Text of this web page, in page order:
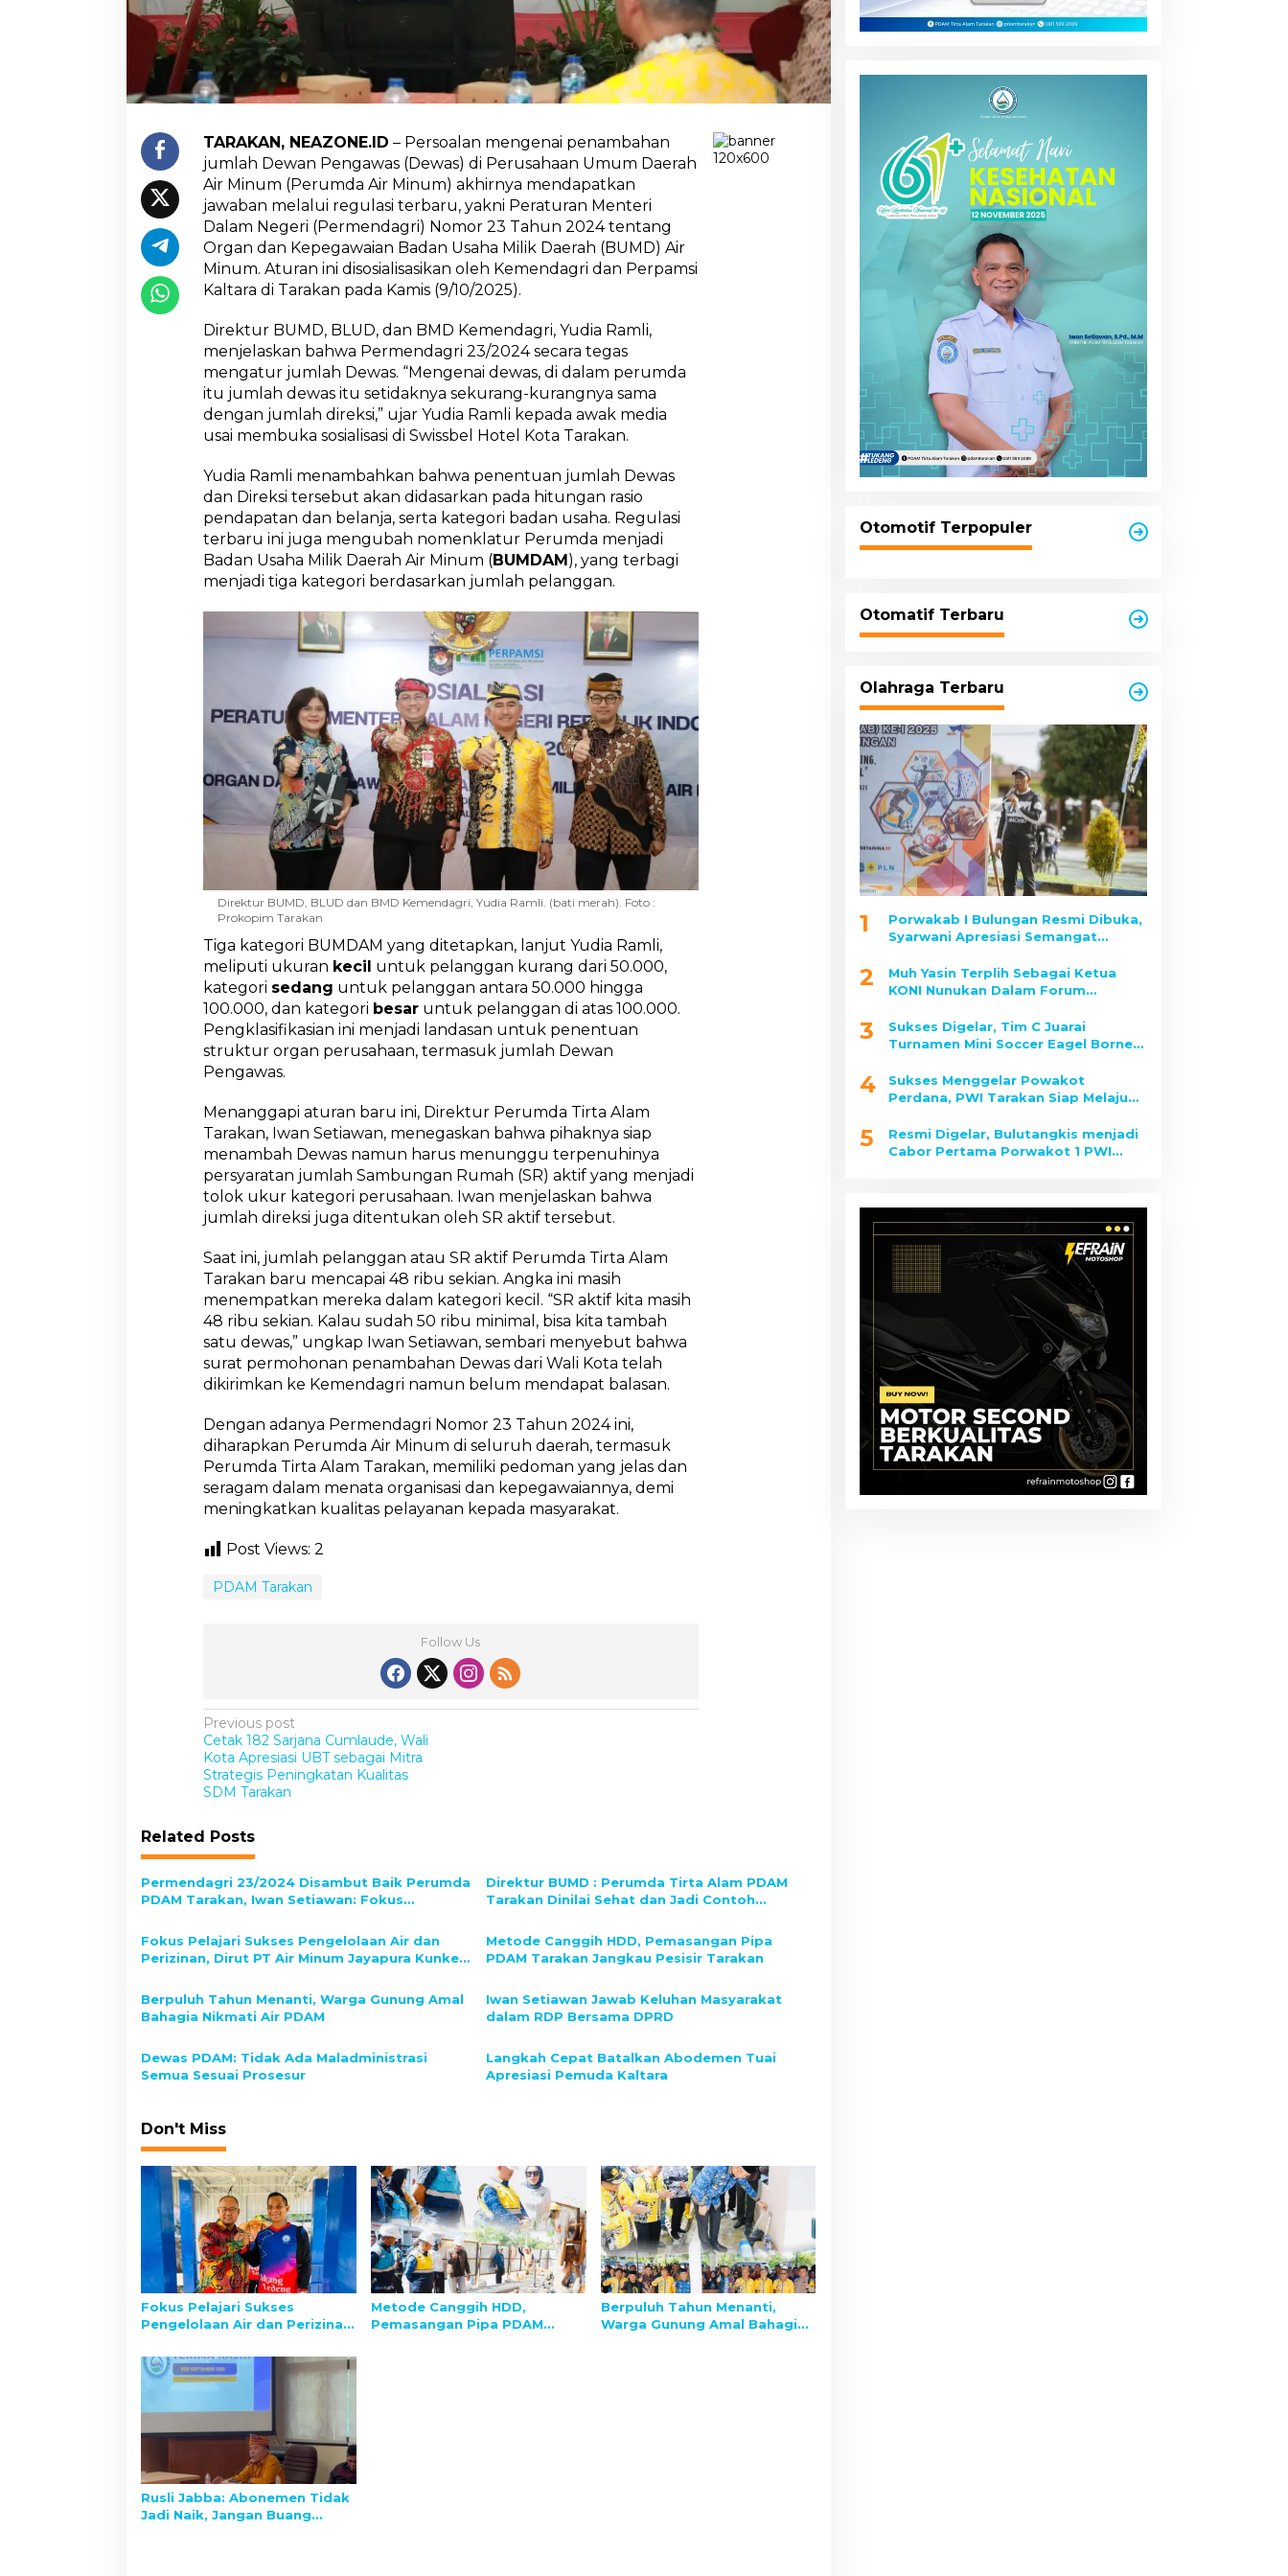
n
P
n
g
a
w
a
s
P
e
n
n
t
u
a
n
J
m
a
h
D
w
a
s
i
n
i
k
a
i
t
k
a
n
d
e
a
n
K
a
t
g
o
r
U
h
a
TARAKAN, NEAZONE.ID – Persoalan mengenai penambahan
jumlah Dewan Pengawas (Dewas) di Perusahaan Umum Daerah
Air Minum (Perumda Air Minum) akhirnya mendapatkan
jawaban melalui regulasi terbaru, yakni Peraturan Menteri
Dalam Negeri (Permendagri) Nomor 23 Tahun 2024 tentang
Organ dan Kepegawaian Badan Usaha Milik Daerah (BUMD) Air
Minum. Aturan ini disosialisasikan oleh Kemendagri dan Perpamsi
Kaltara di Tarakan pada Kamis (9/10/2025).
Direktur BUMD, BLUD, dan BMD Kemendagri, Yudia Ramli,
menjelaskan bahwa Permendagri 23/2024 secara tegas
mengatur jumlah Dewas. “Mengenai dewas, di dalam perumda
itu jumlah dewas itu setidaknya sekurang-kurangnya sama
dengan jumlah direksi,” ujar Yudia Ramli kepada awak media
usai membuka sosialisasi di Swissbel Hotel Kota Tarakan.
Yudia Ramli menambahkan bahwa penentuan jumlah Dewas
dan Direksi tersebut akan didasarkan pada hitungan rasio
pendapatan dan belanja, serta kategori badan usaha. Regulasi
terbaru ini juga mengubah nomenklatur Perumda menjadi
Badan Usaha Milik Daerah Air Minum (BUMDAM), yang terbagi
menjadi tiga kategori berdasarkan jumlah pelanggan.
Direktur BUMD, BLUD dan BMD Kemendagri, Yudia Ramli. (bati merah). Foto :
Prokopim Tarakan
Tiga kategori BUMDAM yang ditetapkan, lanjut Yudia Ramli,
meliputi ukuran kecil untuk pelanggan kurang dari 50.000,
kategori sedang untuk pelanggan antara 50.000 hingga
100.000, dan kategori besaruntuk pelanggan di atas 100.000.
Pengklasifikasian ini menjadi landasan untuk penentuan
struktur organ perusahaan, termasuk jumlah Dewan
Pengawas.
Menanggapi aturan baru ini, Direktur Perumda Tirta Alam
Tarakan, Iwan Setiawan, menegaskan bahwa pihaknya siap
menambah Dewas namun harus menunggu terpenuhinya
persyaratan jumlah Sambungan Rumah (SR) aktif yang menjadi
tolok ukur kategori perusahaan. Iwan menjelaskan bahwa
jumlah direksi juga ditentukan oleh SR aktif tersebut.
Saat ini, jumlah pelanggan atau SR aktif Perumda Tirta Alam
Tarakan baru mencapai 48 ribu sekian. Angka ini masih
menempatkan mereka dalam kategori kecil. “SR aktif kita masih
48 ribu sekian. Kalau sudah 50 ribu minimal, bisa kita tambah
satu dewas,” ungkap Iwan Setiawan, sembari menyebut bahwa
surat permohonan penambahan Dewas dari Wali Kota telah
dikirimkan ke Kemendagri namun belum mendapat balasan.
Dengan adanya Permendagri Nomor 23 Tahun 2024 ini,
diharapkan Perumda Air Minum di seluruh daerah, termasuk
Perumda Tirta Alam Tarakan, memiliki pedoman yang jelas dan
seragam dalam menata organisasi dan kepegawaiannya, demi
meningkatkan kualitas pelayanan kepada masyarakat.
Post Views: 2
PDAM Tarakan
Follow Us
P
o
s
n
a
v
g
a
t
i
o
n
Previous post
Cetak 182 Sarjana Cumlaude, Wali
Kota Apresiasi UBT sebagai Mitra
Strategis Peningkatan Kualitas
SDM Tarakan
Related Posts
Permendagri 23/2024 Disambut Baik Perumda
PDAM Tarakan, Iwan Setiawan: Fokus
Direktur BUMD : Perumda Tirta Alam PDAM
Tarakan Dinilai Sehat dan Jadi Contoh
Fokus Pelajari Sukses Pengelolaan Air dan
Perizinan, Dirut PT Air Minum Jayapura Kunker
Metode Canggih HDD, Pemasangan Pipa
PDAM Tarakan Jangkau Pesisir Tarakan
Berpuluh Tahun Menanti, Warga Gunung Amal
Bahagia Nikmati Air PDAM
Iwan Setiawan Jawab Keluhan Masyarakat
dalam RDP Bersama DPRD
Dewas PDAM: Tidak Ada Maladministrasi
Semua Sesuai Prosesur
Langkah Cepat Batalkan Abodemen Tuai
Apresiasi Pemuda Kaltara
Don't Miss
Fokus Pelajari Sukses
Pengelolaan Air dan Perizinan,
Kunker ke PDAM Tirta Alam
Tarakan
Metode Canggih HDD,
Pemasangan Pipa PDAM
Berpuluh Tahun Menanti,
Warga Gunung Amal Bahagia
Rusli Jabba: Abonemen Tidak
Jadi Naik, Jangan Buang
Otomotif Terpopuler
Otomatif Terbaru
Olahraga Terbaru
1
Porwakab I Bulungan Resmi Dibuka,
Syarwani Apresiasi Semangat
2
Muh Yasin Terplih Sebagai Ketua
KONI Nunukan Dalam Forum
3
Sukses Digelar, Tim C Juarai
Turnamen Mini Soccer Eagel Borneo
4
Sukses Menggelar Powakot
Perdana, PWI Tarakan Siap Melaju
5
Resmi Digelar, Bulutangkis menjadi
Cabor Pertama Porwakot 1 PWI